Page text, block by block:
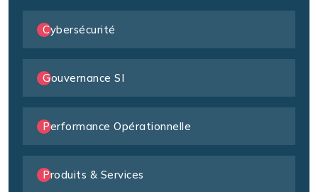
Cybersécurité
Gouvernance SI
Performance Opérationnelle
Produits & Services